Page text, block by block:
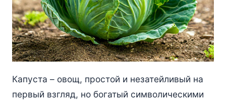
Капуста – овощ, простой и незатейливый на
первый взгляд, но богатый символическими